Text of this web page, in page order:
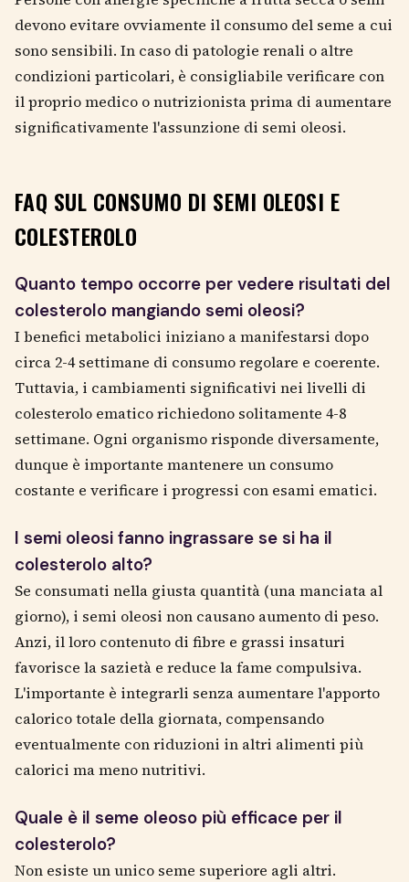
devono evitare ovviamente il consumo del seme a cui
sono sensibili. In caso di patologie renali o altre
condizioni particolari, è consigliabile verificare con
il proprio medico o nutrizionista prima di aumentare
significativamente l'assunzione di semi oleosi.
FAQ SUL CONSUMO DI SEMI OLEOSI E
COLESTEROLO
Quanto tempo occorre per vedere risultati del
colesterolo mangiando semi oleosi?
I benefici metabolici iniziano a manifestarsi dopo
circa 2-4 settimane di consumo regolare e coerente.
Tuttavia, i cambiamenti significativi nei livelli di
colesterolo ematico richiedono solitamente 4-8
settimane. Ogni organismo risponde diversamente,
dunque è importante mantenere un consumo
costante e verificare i progressi con esami ematici.
I semi oleosi fanno ingrassare se si ha il
colesterolo alto?
Se consumati nella giusta quantità (una manciata al
giorno), i semi oleosi non causano aumento di peso.
Anzi, il loro contenuto di fibre e grassi insaturi
favorisce la sazietà e reduce la fame compulsiva.
L'importante è integrarli senza aumentare l'apporto
calorico totale della giornata, compensando
eventualmente con riduzioni in altri alimenti più
calorici ma meno nutritivi.
Quale è il seme oleoso più efficace per il
colesterolo?
Non esiste un unico seme superiore agli altri.